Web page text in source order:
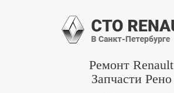
Ремонт Renault
Запчасти Рено